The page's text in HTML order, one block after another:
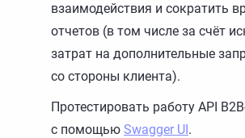
взаимодействия и сократить
отчетов (в том числе за счёт
затрат на дополнительные
со стороны клиента).
Протестировать работу API
с помощью Swagger UI.